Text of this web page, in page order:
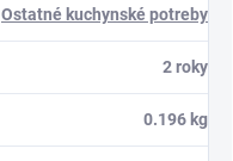
Ostatné kuchynské potreby
2 roky
0.196 kg